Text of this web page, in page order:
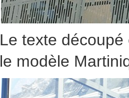
Le texte
le modèle